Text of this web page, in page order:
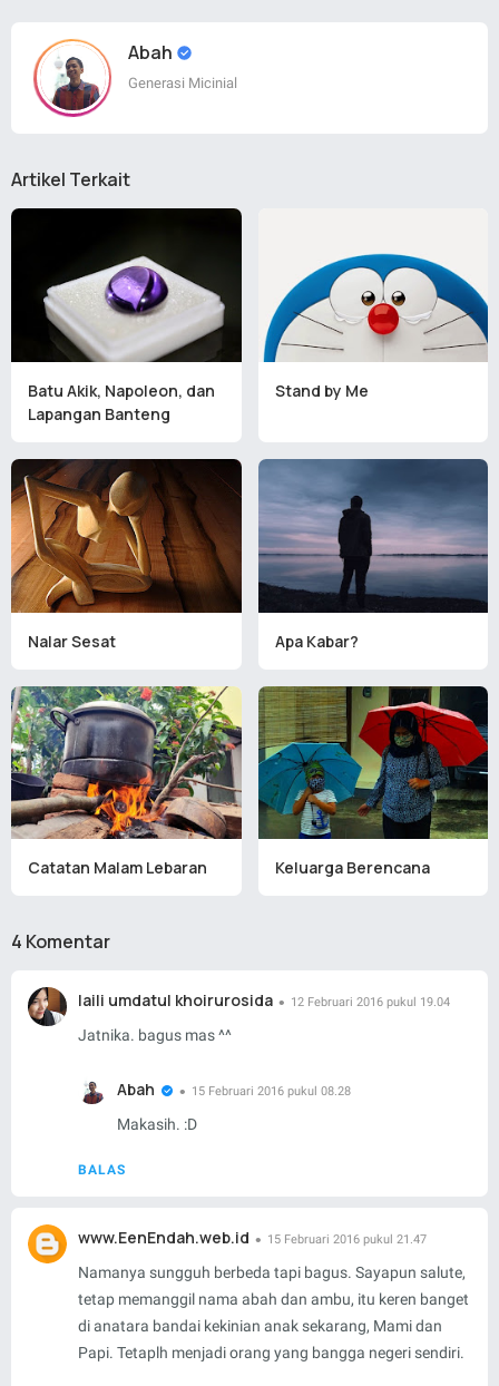
Abah
Generasi Micinial
Artikel Terkait
Batu Akik, Napoleon, dan
Lapangan Banteng
Stand by Me
Nalar Sesat Apa Kabar?
Catatan Malam Lebaran Keluarga Berencana
4 Komentar
laili umdatul khoirurosida 12 Februari 2016 pukul 19.04
Jatnika. bagus mas ^^
BALAS
Abah 15 Februari 2016 pukul 08.28
Makasih. :D
www.EenEndah.web.id 15 Februari 2016 pukul 21.47
Namanya sungguh berbeda tapi bagus. Sayapun salute,
tetap memanggil nama abah dan ambu, itu keren banget
di anatara bandai kekinian anak sekarang, Mami dan
Papi. Tetaplh menjadi orang yang bangga negeri sendiri.